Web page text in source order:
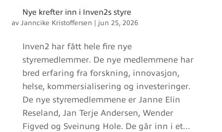
Nye krefter inn i Inven2s styre
av Janncike Kristoffersen jun 25, 2026
Inven2 har fått hele fire nye
styremedlemmer. De nye medlemmene har
bred erfaring fra forskning, innovasjon,
helse, kommersialisering og investeringer.
De nye styremedlemmene er Janne Elin
Reseland, Jan Terje Andersen, Wender
Figved og Sveinung Hole. De går inn i et...